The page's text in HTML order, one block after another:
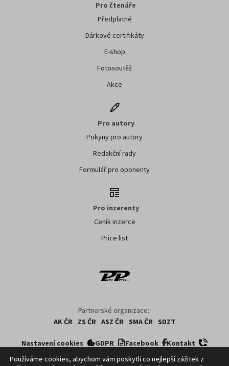
Pro čtenáře
Předplatné
Dárkové certifikáty
E-shop
Fotosoutěž
Akce
Pro autory
Pokyny pro autory
Redakční rady
Formulář pro oponenty
Pro inzerenty
Ceník inzerce
Price list
Partnerské organizace:
AK ČR
ZS ČR ASZ ČR SMA ČR SDZT
Nastavení cookies GDPR Facebook Kontakt
Používáme cookies, abychom vám poskytli co nejlepší zážitek z